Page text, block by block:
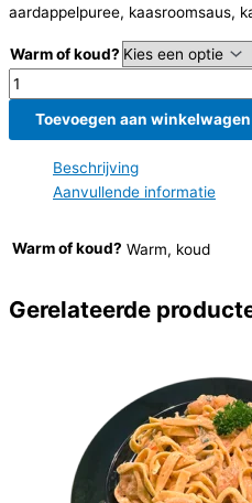
aardappelpuree, kaasroomsaus,
Warm of koud?
Kabeljauwtaartje
aantal
Toevoegen aan winkelwagen
Beschrijving
Aanvullende informatie
Warm of koud? Warm, koud
Gerelateerde